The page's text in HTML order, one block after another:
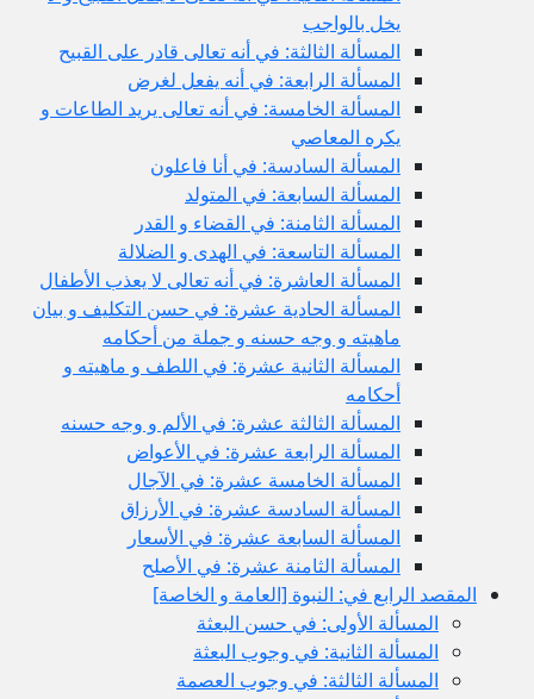
يخل بالواجب
المسألة الثالثة: في أنه تعالى قادر على القبيح
المسألة الرابعة: في أنه يفعل لغرض
المسألة الخامسة: في أنه تعالى يريد الطاعات و
يكره المعاصي
المسألة السادسة: في أنا فاعلون
المسألة السابعة: في المتولد
المسألة الثامنة: في القضاء و القدر
المسألة التاسعة: في الهدى و الضلالة
المسألة العاشرة: في أنه تعالى لا يعذب الأطفال
المسألة الحادية عشرة: في حسن التكليف و بيان
ماهيته و وجه حسنه و جملة من أحكامه
المسألة الثانية عشرة: في اللطف و ماهيته و
أحكامه
المسألة الثالثة عشرة: في الألم و وجه حسنه
المسألة الرابعة عشرة: في الأعواض
المسألة الخامسة عشرة: في الآجال
المسألة السادسة عشرة: في الأرزاق
المسألة السابعة عشرة: في الأسعار
المسألة الثامنة عشرة: في الأصلح
المقصد الرابع في: النبوة [العامة و الخاصة]
المسألة الأولى: في حسن البعثة
المسألة الثانية: في وجوب البعثة
المسألة الثالثة: في وجوب العصمة